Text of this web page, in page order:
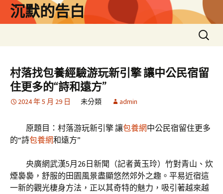
沉默的告白
搜
尋
鍵
字:
村落找包養經驗游玩新引擎 讓中公民宿留
住更多的“詩和遠方”
2024 年 5 月 29 日 未分類 admin
原題目：村落游玩新引擎 讓包養網中公民宿留住更多
的“詩包養網和遠方”
央廣網武漢5月26日新聞（記者黃玉玲）竹對青山、炊
煙裊裊，舒服的田園風景盡顯悠然郊外之趣。平易近宿這
一新的觀光棲身方法，正以其奇特的魅力，吸引著越來越